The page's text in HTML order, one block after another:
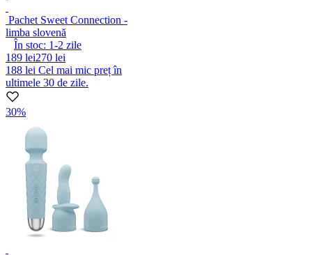
Pachet Sweet Connection -
limba slovenă
În stoc: 1-2 zile
189 lei270 lei
188 lei Cel mai mic preț în
ultimele 30 de zile.
30%